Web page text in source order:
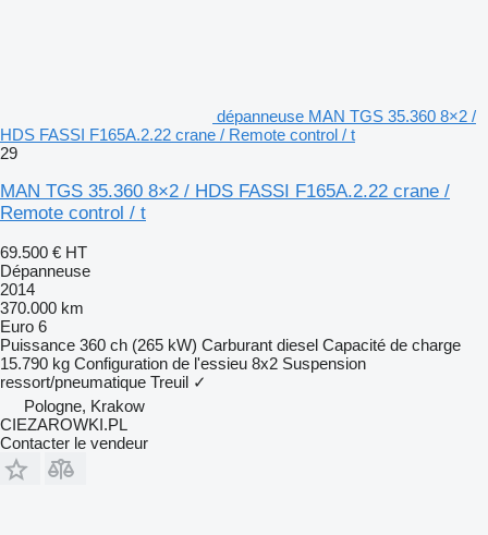
dépanneuse MAN TGS 35.360 8×2 /
HDS FASSI F165A.2.22 crane / Remote control / t
29
MAN TGS 35.360 8×2 / HDS FASSI F165A.2.22 crane /
Remote control / t
69.500 € HT
Dépanneuse
2014
370.000 km
Euro 6
Puissance 360 ch (265 kW) Carburant diesel Capacité de charge
15.790 kg Configuration de l'essieu 8x2 Suspension
ressort/pneumatique Treuil ✓
Pologne, Krakow
CIEZAROWKI.PL
Contacter le vendeur